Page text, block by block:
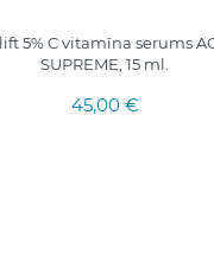
5% C vitamīna serums
SUPREME, 15 ml.
45,00 €